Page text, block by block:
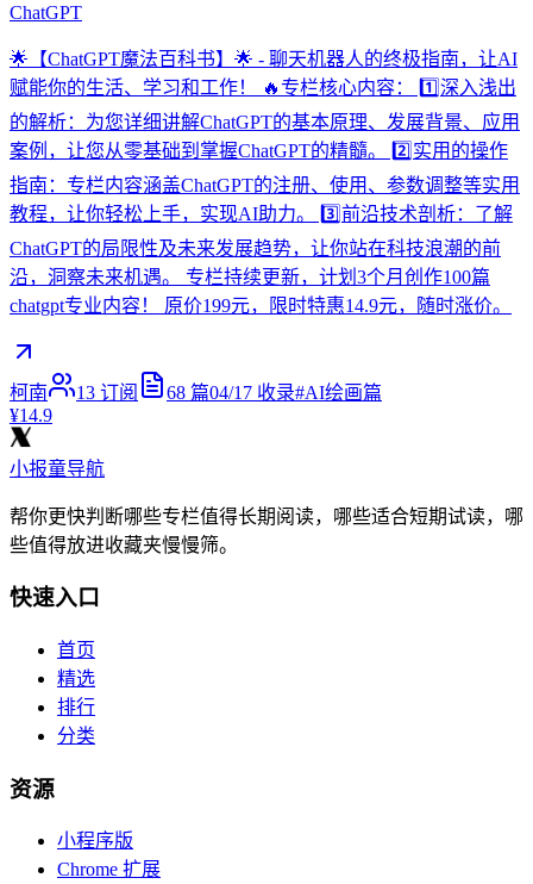
ChatGPT
🌟【ChatGPT魔法百科书】🌟 - 聊天机器人的终极指南，让AI
赋能你的生活、学习和工作！ 🔥专栏核心内容： 1️⃣深入浅出
的解析：为您详细讲解ChatGPT的基本原理、发展背景、应用
案例，让您从零基础到掌握ChatGPT的精髓。 2️⃣实用的操作
指南：专栏内容涵盖ChatGPT的注册、使用、参数调整等实用
教程，让你轻松上手，实现AI助力。 3️⃣前沿技术剖析：了解
ChatGPT的局限性及未来发展趋势，让你站在科技浪潮的前
沿，洞察未来机遇。 专栏持续更新，计划3个月创作100篇
chatgpt专业内容！ 原价199元，限时特惠14.9元，随时涨价。
柯南 13 订阅 68 篇04/17 收录#AI绘画篇
¥14.9
小报童导航
帮你更快判断哪些专栏值得长期阅读，哪些适合短期试读，哪
些值得放进收藏夹慢慢筛。
快速入口
首页
精选
排行
分类
资源
小程序版
Chrome 扩展